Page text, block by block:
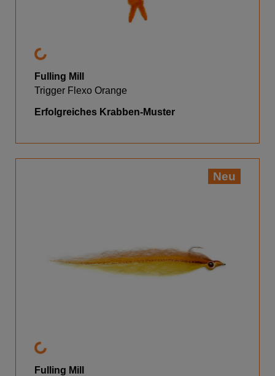
Fulling Mill
Trigger Flexo Orange
Erfolgreiches Krabben-Muster
Neu
Fulling Mill